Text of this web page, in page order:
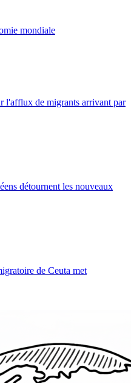
mondiale
l'afflux de migrants arrivant par
détournent les nouveaux
de Ceuta met